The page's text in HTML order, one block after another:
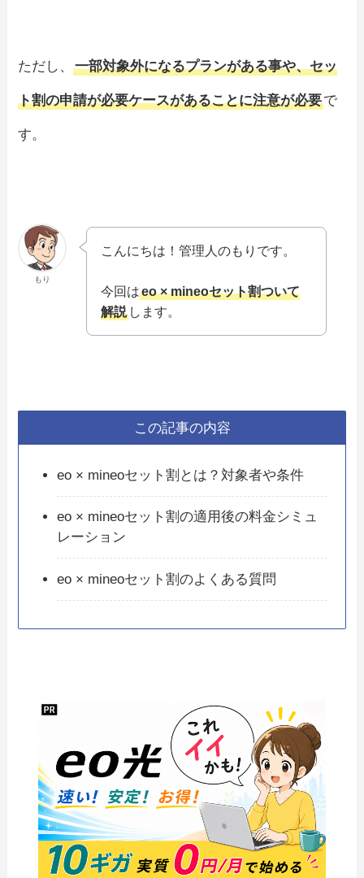
ただし、一部対象外になるプランがある事や、セッ
ト割の申請が必要ケースがあることに注意が必要で
す。
もり
こんにちは！管理人のもりです。
今回はeo × mineoセット割ついて
解説します。
この記事の内容
eo × mineoセット割とは？対象者や条件
eo × mineoセット割の適用後の料金シミュ
レーション
eo × mineoセット割のよくある質問